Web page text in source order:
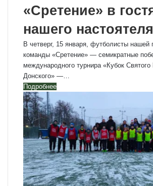
«Сретение» в
нашего настоятеля
В четверг, 15 января, футболисты нашей
команды «Сретение» — семикратные
международного турнира «Кубок
Донского» —…
Подробнее